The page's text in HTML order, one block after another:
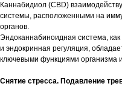
Каннабидиол (CBD)
системы, расположенными на
органов.
Эндоканнабиноидная система,
и эндокринная регуляция,
ключевыми функциями организма
Снятие стресса. Подавление